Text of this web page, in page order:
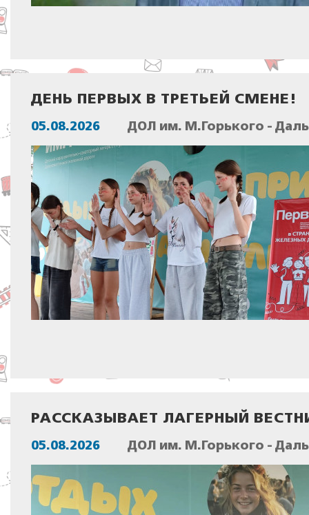
ДЕНЬ ПЕРВЫХ В ТРЕТЬЕЙ СМЕНЕ!
05.08.2026 ДОЛ им. М.Горького -
РАССКАЗЫВАЕТ ЛАГЕРНЫЙ
05.08.2026 ДОЛ им. М.Горького -